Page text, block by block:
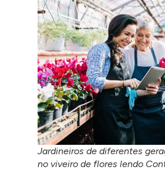
Jardineiros de diferentes
no viveiro de flores lendo